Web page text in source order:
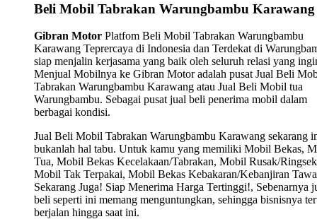
Beli Mobil Tabrakan Warungbambu Karawang
Gibran Motor Platfom Beli Mobil Tabrakan Warungbambu
Karawang Teprercaya di Indonesia dan Terdekat di
siap menjalin kerjasama yang baik oleh seluruh relasi yang
Menjual Mobilnya ke Gibran Motor adalah pusat Jual Beli
Tabrakan Warungbambu Karawang atau Jual Beli Mobil tua
Warungbambu. Sebagai pusat jual beli penerima mobil dalam
berbagai kondisi.
Jual Beli Mobil Tabrakan Warungbambu Karawang sekarang
bukanlah hal tabu. Untuk kamu yang memiliki Mobil Bekas,
Tua, Mobil Bekas Kecelakaan/Tabrakan, Mobil Rusak/
Mobil Tak Terpakai, Mobil Bekas Kebakaran/Kebanjiran
Sekarang Juga! Siap Menerima Harga Tertinggi!, Sebenarnya
beli seperti ini memang menguntungkan, sehingga bisnisnya
berjalan hingga saat ini.